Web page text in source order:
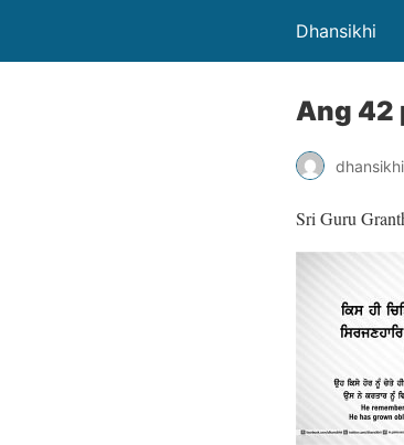
Dhansikhi
Ang 42
Sri Guru